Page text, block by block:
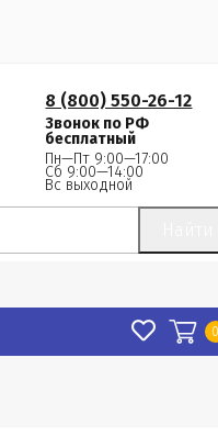
8 (800) 550-26-12
Звонок по РФ
бесплатный
Пн—Пт 9:00—17:00
Сб 9:00—14:00
Вс выходной